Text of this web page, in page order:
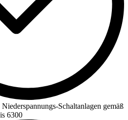
Schaltanlagen gemäß
6300